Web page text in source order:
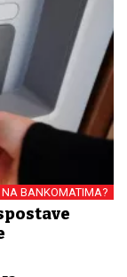
BANKOMATIMA?